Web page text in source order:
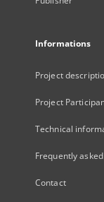
Informations
Project
Project
Technical
Frequently
Contact